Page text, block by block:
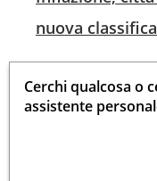
nuova classifica
Cerchi qualcosa o
assistente